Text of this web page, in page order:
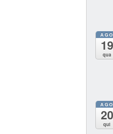
AGO
19
qua
AGO
20
qui